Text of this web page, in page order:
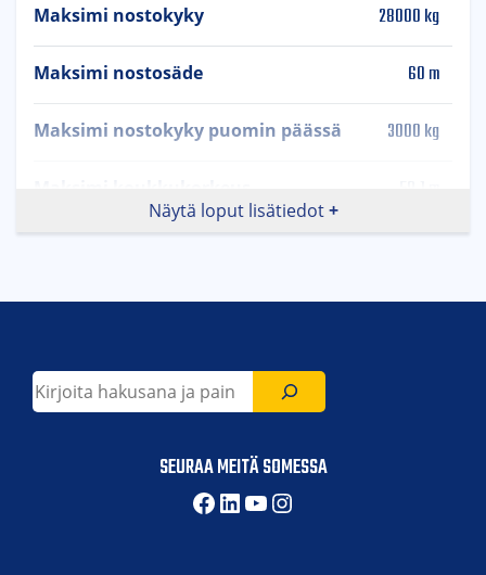
Maksimi nostokyky 28000 kg
Maksimi nostosäde 60 m
Maksimi nostokyky puomin päässä 3000 kg
Näytä loput lisätiedot
Etsi
SEURAA MEITÄ SOMESSA
Facebook
LinkedIn
YouTube
Instagram